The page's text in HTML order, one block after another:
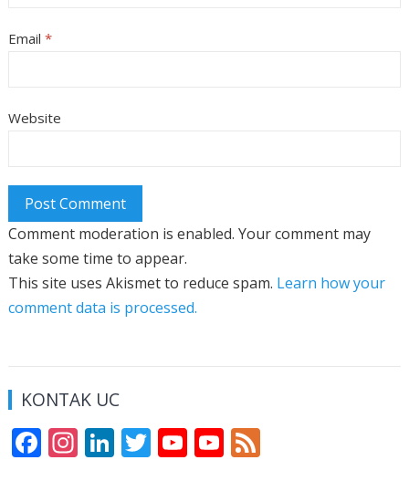
Email *
Website
Comment moderation is enabled. Your comment may
take some time to appear.
This site uses Akismet to reduce spam. Learn how your
comment data is processed.
KONTAK UC
F In Li T Y Y F